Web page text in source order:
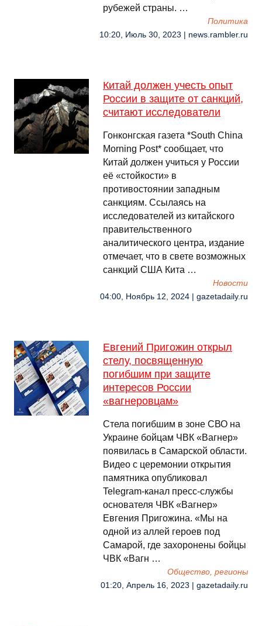
рубежей страны. …
Политика
10:20, Июль 30, 2023 | news.rambler.ru
Китай должен учесть опыт
России в защите от санкций,
считают исследователи
Гонконгская газета *South China
Morning Post* сообщает, что
Китай должен учиться у России
её «стойкости» в
противостоянии западным
санкциям. Ссылаясь на
исследователей из китайского
правительственного
аналитического центра, издание
отмечает, что в свете возможных
санкций США Кита …
Новости
04:00, Ноябрь 12, 2024 | gazetadaily.ru
Евгений Пригожин открыл
стелу, посвященную
погибшим при защите
интересов России
«вагнеровцам»
Стела погибшим в зоне СВО на
Украине бойцам ЧВК «Вагнер»
появилась в Самарской области.
Видео с церемонии открытия
памятника опубликовал
Telegram-канал пресс-службы
основателя ЧВК «Вагнер»
Евгения Пригожина. «Мы на
одной из аллей героев под
Самарой, где захоронены бойцы
ЧВК «Вагн …
Общество, регионы
01:20, Апрель 16, 2023 | gazetadaily.ru